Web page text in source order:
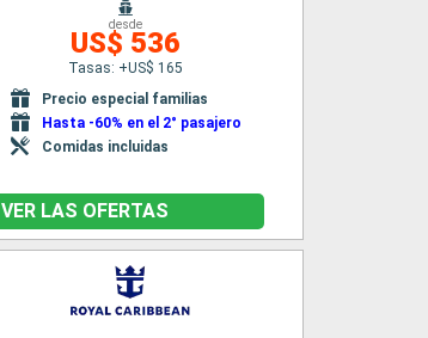
desde
US$ 536
Tasas: +US$ 165
Precio especial familias
Hasta -60% en el 2° pasajero
Comidas incluidas
VER LAS OFERTAS